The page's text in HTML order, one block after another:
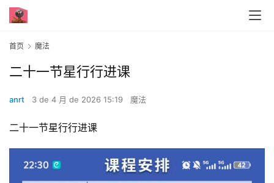
首页 魔法
二十一节星行行进课
anrt 3 de 4 月 de 2026 15:19 魔法
二十一节星行行进课